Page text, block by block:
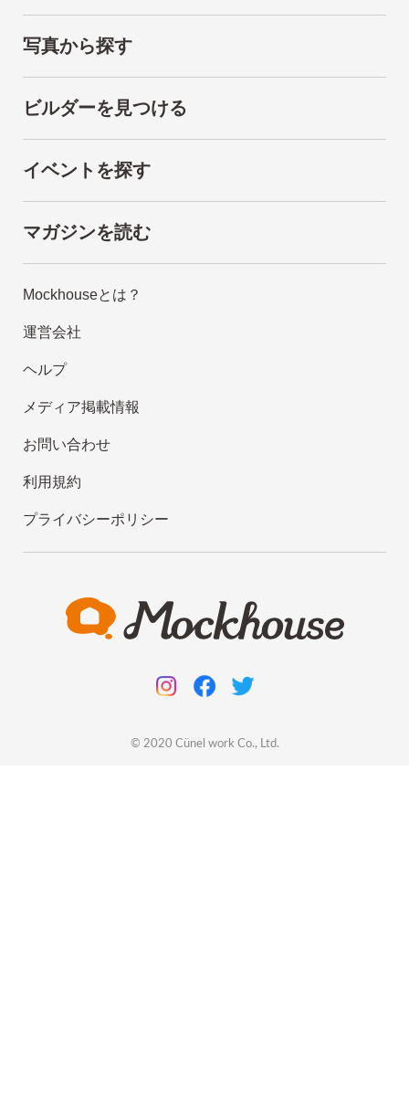
写真から探す
ビルダーを見つける
イベントを探す
マガジンを読む
Mockhouseとは？
運営会社
ヘルプ
メディア掲載情報
お問い合わせ
利用規約
プライバシーポリシー
© 2020 Cünel work Co., Ltd.